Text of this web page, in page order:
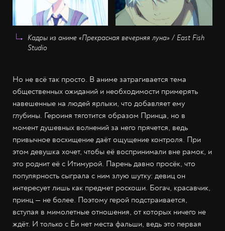
Кадры из аниме «Прекрасная вечерняя луна» / East Fish
Studio
Но не всё так просто. В аниме затрагивается тема
общественных ожиданий и необходимости примерять
навешенные на людей ярлыки, что добавляет ему
глубины. Героиня тяготится образом Принца, но в
момент душевных волнений за него прячется, ведь
привычное восхищение даёт ощущение контроля. При
этом девушка хочет, чтобы её воспринимали вне рамок, и
это роднит её с Итимурой. Парень давно просёк, что
популярность сыграла с ним злую шутку: девиц он
интересует лишь как предмет роскоши. Богач, красавчик,
принц — не более. Поэтому герой подстраивается,
вступая в мимолетные отношения, от которых ничего не
ждёт. И только с Ёи нет места фальши, ведь это первая